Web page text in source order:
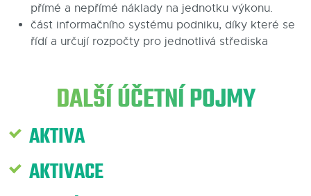
přímé a nepřímé náklady na jednotku výkonu.
část informačního systému podniku, díky které se
řídí a určují rozpočty pro jednotlivá střediska
DALŠÍ ÚČETNÍ POJMY
AKTIVA
AKTIVACE